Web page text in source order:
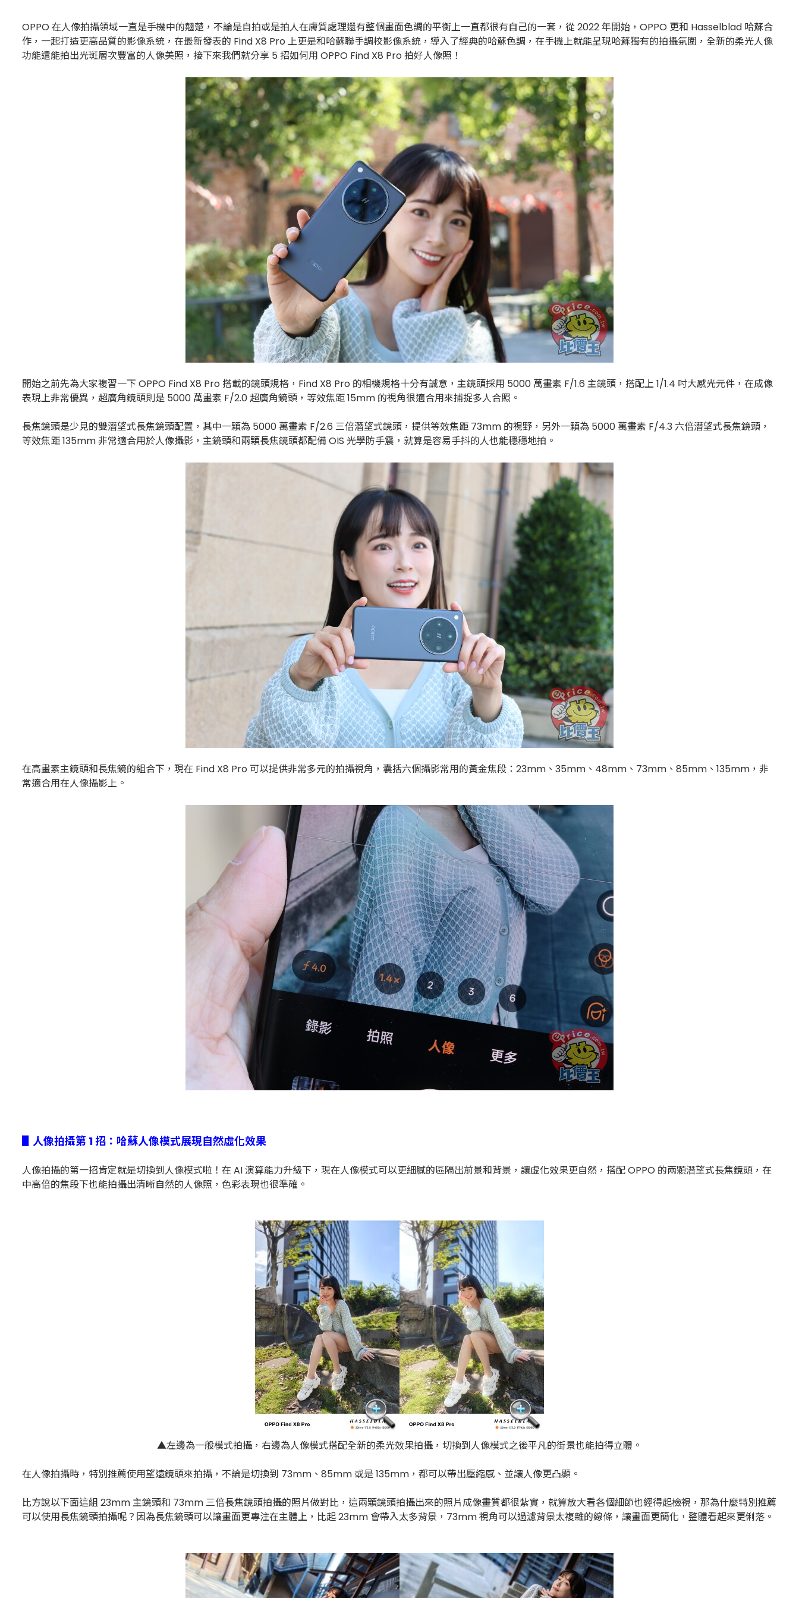
OPPO 在人像拍攝領域一直是手機中的翹楚，不論是自拍或是拍人在膚質處理還有整個畫面色調的平衡上一直都很有自己的一套，從 2022 年開始，OPPO 更和 Hasselblad 哈蘇合
作，一起打造更高品質的影像系統，在最新發表的 Find X8 Pro 上更是和哈蘇聯手調校影像系統，導入了經典的哈蘇色調，在手機上就能呈現哈蘇獨有的拍攝氛圍，全新的柔光人像
功能還能拍出光斑層次豐富的人像美照，接下來我們就分享 5 招如何用 OPPO Find X8 Pro 拍好人像照！
開始之前先為大家複習一下 OPPO Find X8 Pro 搭載的鏡頭規格，Find X8 Pro 的相機規格十分有誠意，主鏡頭採用 5000 萬畫素 F/1.6 主鏡頭，搭配上 1/1.4 吋大感光元件，在成像
表現上非常優異，超廣角鏡頭則是 5000 萬畫素 F/2.0 超廣角鏡頭，等效焦距 15mm 的視角很適合用來捕捉多人合照。
長焦鏡頭是少見的雙潛望式長焦鏡頭配置，其中一顆為 5000 萬畫素 F/2.6 三倍潛望式鏡頭，提供等效焦距 73mm 的視野，另外一顆為 5000 萬畫素 F/4.3 六倍潛望式長焦鏡頭，
等效焦距 135mm 非常適合用於人像攝影，主鏡頭和兩顆長焦鏡頭都配備 OIS 光學防手震，就算是容易手抖的人也能穩穩地拍。
在高畫素主鏡頭和長焦鏡的組合下，現在 Find X8 Pro 可以提供非常多元的拍攝視角，囊括六個攝影常用的黃金焦段：23mm、35mm、48mm、73mm、85mm、135mm，非
常適合用在人像攝影上。
▋人像拍攝第 1 招：哈蘇人像模式展現自然虛化效果
人像拍攝的第一招肯定就是切換到人像模式啦！在 AI 演算能力升級下，現在人像模式可以更細膩的區隔出前景和背景，讓虛化效果更自然，搭配 OPPO 的兩顆潛望式長焦鏡頭，在
中高倍的焦段下也能拍攝出清晰自然的人像照，色彩表現也很準確。
▲左邊為一般模式拍攝，右邊為人像模式搭配全新的柔光效果拍攝，切換到人像模式之後平凡的街景也能拍得立體。
在人像拍攝時，特別推薦使用望遠鏡頭來拍攝，不論是切換到 73mm、85mm 或是 135mm，都可以帶出壓縮感、並讓人像更凸顯。
比方說以下面這組 23mm 主鏡頭和 73mm 三倍長焦鏡頭拍攝的照片做對比，這兩顆鏡頭拍攝出來的照片成像畫質都很紮實，就算放大看各個細節也經得起檢視，那為什麼特別推薦
可以使用長焦鏡頭拍攝呢？因為長焦鏡頭可以讓畫面更專注在主體上，比起 23mm 會帶入太多背景，73mm 視角可以過濾背景太複雜的線條，讓畫面更簡化，整體看起來更俐落。